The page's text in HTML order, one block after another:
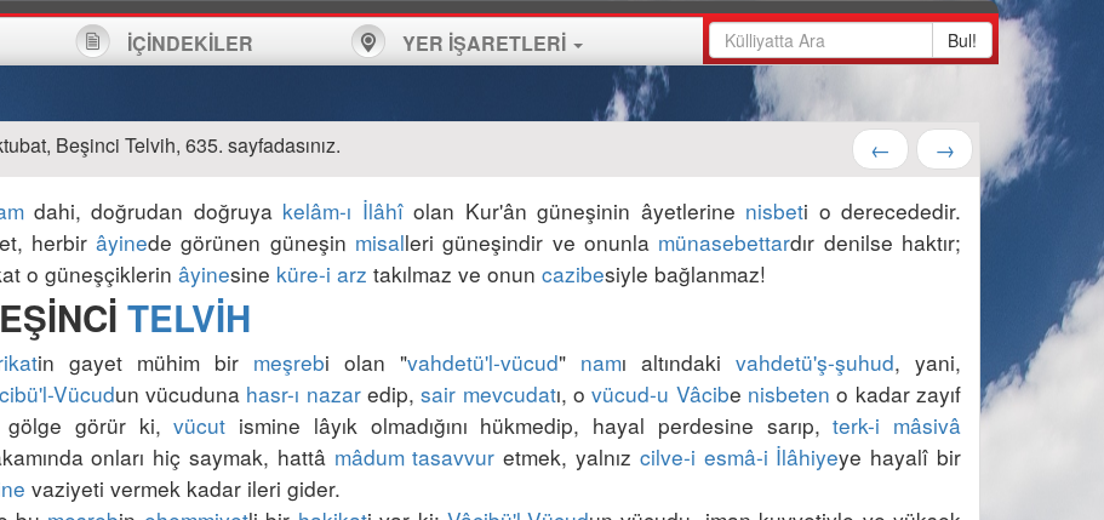
İÇİNDEKİLER YER İŞARETLERİ Bul!
Beşinci Telvih, 635. sayfadasınız. ← →
dahi, doğrudan doğruya kelâm-ı İlâhî olan Kur'ân güneşinin âyetlerine nisbeti o derecededir.
herbir âyinede görünen güneşin misalleri güneşindir ve onunla münasebettardır denilse haktır;
o güneşçiklerin âyinesine küre-i arz takılmaz ve onun cazibe
TELVİH
in gayet mühim bir meşrebi olan "vahdetü'l-vücud" namı altındaki vahdetü'ş-şuhud
Vücudun vücuduna hasr-ı nazar edip, sair mevcudatı, o vücud-u Vâcibe nisbeten o kadar zayıf
gölge görür ki, vücut ismine lâyık olmadığını hükmedip, hayal perdesine sarıp, terk-i mâsivâ
onları hiç saymak, hattâ mâdum tasavvur etmek, yalnız cilve-i esmâ-i İlâhiye